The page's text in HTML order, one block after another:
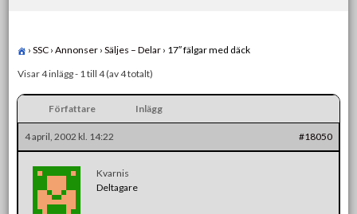
› SSC › Annonser › Säljes – Delar › 17″ fälgar med däck
Visar 4 inlägg - 1 till 4 (av 4 totalt)
Författare Inlägg
4 april, 2002 kl. 14:22 #18050
Kvarnis
Deltagare